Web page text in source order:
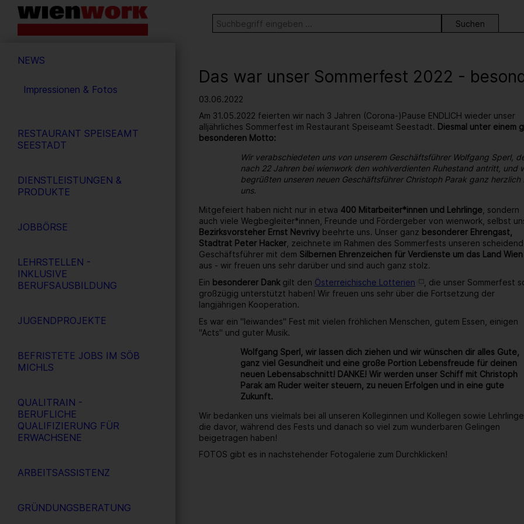
Barrierefreie
Bedienung
Webseite
Stichwortsuche
SUCHE
NEWS
Impressionen & Fotos
RESTAURANT SPEISEAMT
SEESTADT
DIENSTLEISTUNGEN &
PRODUKTE
JOBBÖRSE
LEHRSTELLEN -
INKLUSIVE
BERUFSAUSBILDUNG
JUGENDPROJEKTE
BEFRISTETE JOBS IM SÖB
MICHLS
QUALITRAIN -
BERUFLICHE
QUALIFIZIERUNG FÜR
ERWACHSENE
ARBEITSASSISTENZ
GRÜNDUNGSBERATUNG
Das war unser Sommerfest 2022 -
03.06.2022
Am 31.05.2022 feierten wir nach 3 Jahren (Corona-)Pause ENDLICH wieder unser
alljährliches Sommerfest im Restaurant Speiseamt Seestadt. Diesmal unter einem
besonderen Motto:
Wir verabschiedeten uns von unserem Geschäftsführer Wolfgang Sperl,
nach 22 Jahren bei wienwork den wohlverdienten Ruhestand antritt, und
begrüßten unseren neuen Geschäftsführer Christoph Parak ganz herzlich
uns.
Mitgefeiert haben nicht nur in etwa 400 Mitarbeiter*innen und Lehrlinge , sondern
auch viele Wegbegleiter*innen, Freunde und Fördergeber von wienwork, selbst
Bezirksvorsteher Ernst Nevrivy beehrte uns. Unser ganz besonderer Ehrengast,
Stadtrat Peter Hacker , zeichnete im Rahmen des Sommerfests unseren
Geschäftsführer mit dem Silbernen Ehrenzeichen für Verdienste um das Land Wien
aus - wir freuen uns sehr darüber und sind auch ganz stolz.
Ein besonderer Dank gilt den Österreichische Lotterien
, die unser Sommerfest
großzügig unterstützt haben! Wir freuen uns sehr über die Fortsetzung der
langjährigen Kooperation.
Es war ein "leiwandes" Fest mit vielen fröhlichen Menschen, gutem Essen, einigen
"Acts" und guter Musik.
Wolfgang Sperl, wir lassen dich ziehen und wir wünschen dir alles Gute,
ganz viel Gesundheit und eine große Portion Lebensfreude für deinen
neuen Lebensabschnitt! DANKE! Wir werden unser Schiff mit Christoph
Parak am Ruder weiter steuern, zu neuen Erfolgen und in eine gute
Zukunft.
Wir bedanken uns vielmals bei all unseren Kolleginnen und Kollegen sowie
die davor, während des Fests und danach so viel zum wunderbaren Gelingen
beigetragen haben!
FOTOS gibt es in nachstehender Fotogalerie zum Durchklicken!